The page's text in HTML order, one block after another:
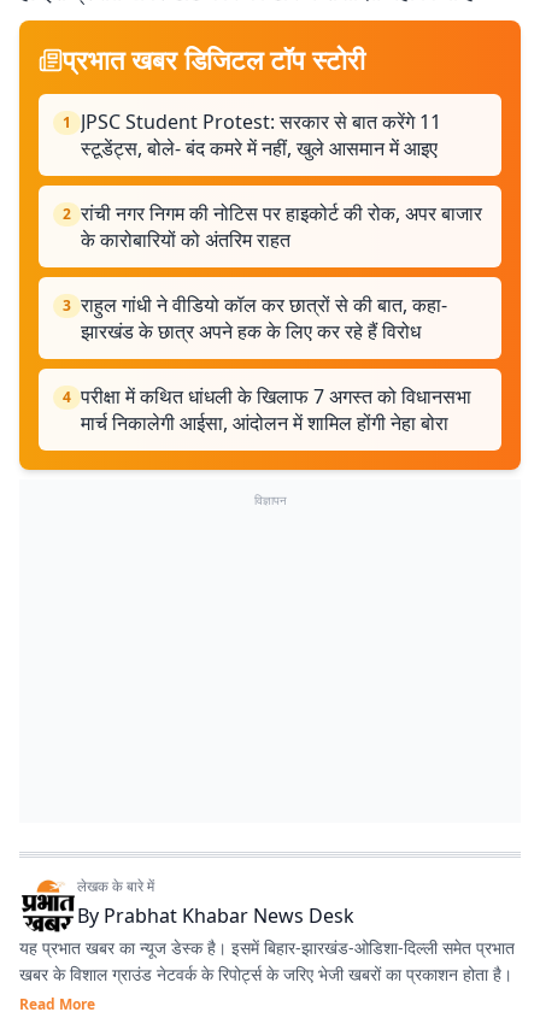
प्रभात खबर डिजिटल टॉप स्टोरी
1
JPSC Student Protest: सरकार से बात करेंगे 11
स्टूडेंट्स, बोले- बंद कमरे में नहीं, खुले आसमान में आइए
2 रांची नगर निगम की नोटिस पर हाइकोर्ट की रोक, अपर बाजार
के कारोबारियों को अंतरिम राहत
3 राहुल गांधी ने वीडियो कॉल कर छात्रों से की बात, कहा-
झारखंड के छात्र अपने हक के लिए कर रहे हैं विरोध
4 परीक्षा में कथित धांधली के खिलाफ 7 अगस्त को विधानसभा
मार्च निकालेगी आईसा, आंदोलन में शामिल होंगी नेहा बोरा
विज्ञापन
लेखक के बारे में
By Prabhat Khabar News Desk
यह प्रभात खबर का न्यूज डेस्क है। इसमें बिहार-झारखंड-ओडिशा-दिल्‍ली समेत प्रभात
खबर के विशाल ग्राउंड नेटवर्क के रिपोर्ट्स के जरिए भेजी खबरों का प्रकाशन होता है।
Read More